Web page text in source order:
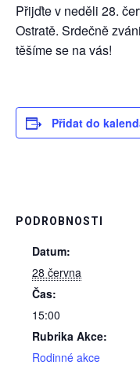
Přijďte v neděli 28.
Ostratě. Srdečně
těšíme se na vás!
Přidat do
PODROBNOSTI
Datum:
28 června
Čas:
15:00
Rubrika Akce:
Rodinné akce